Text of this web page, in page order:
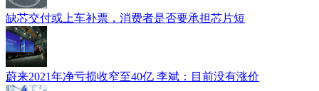
缺芯交付或上车补票，消费者是否要承担芯片短
蔚来2021年净亏损收窄至40亿 李斌：目前没有涨价